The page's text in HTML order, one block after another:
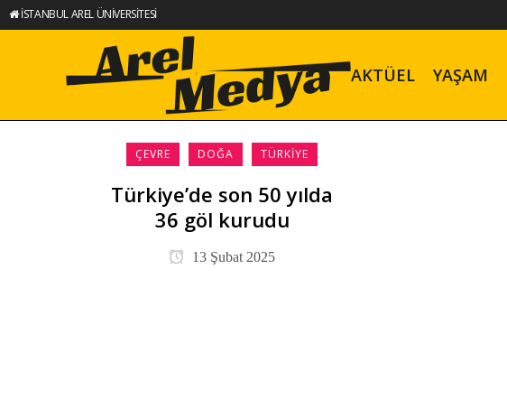
İSTANBUL AREL ÜNİVERSİTESİ
AKTÜEL YAŞAM
ÇEVRE DOĞA TÜRKIYE
Türkiye’de son 50 yılda
36 göl kurudu
13 Şubat 2025